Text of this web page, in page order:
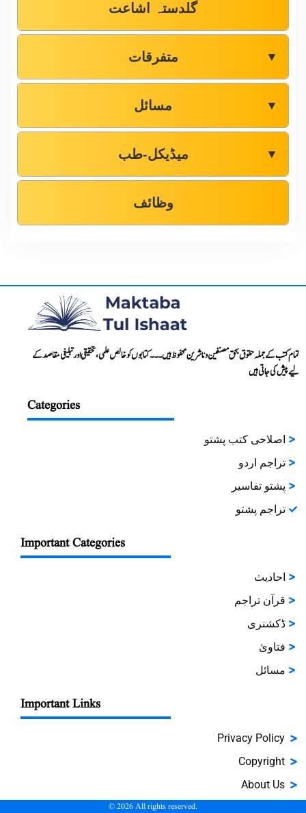
گلدستہ اشاعت
متفرقات ▼
مسائل ▼
میڈیکل-طب ▼
وظائف
تمام کتب کے جملہ حقوق بحق مصنفین و ناشرین محفوظ ہیں۔۔۔ کتابوں کو خالص علمی، تحقیقی اور تبلیغی مقاصد کے
لیے پیش کی جاتی ہیں
Categories
اصلاحی کتب پشتو
تراجم اردو
پشتو تفاسیر
تراجم پشتو
Important Categories
احادیث
قرآن تراجم
ڈکشنری
فتاویٰ
مسائل
Important Links
Privacy Policy
Copyright
About Us
©2026All rights reserved.